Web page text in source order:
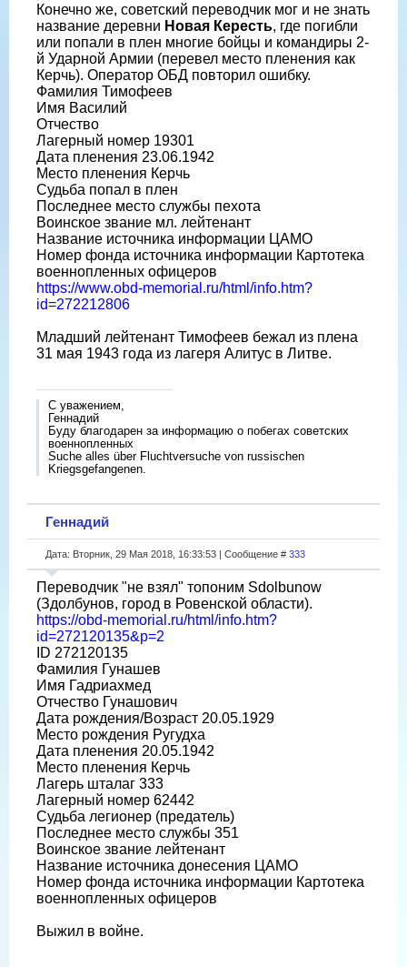
Конечно же, советский переводчик мог и не знать
название деревни Новая Кересть, где погибли
или попали в плен многие бойцы и командиры 2-
й Ударной Армии (перевел место пленения как
Керчь). Оператор ОБД повторил ошибку.
Фамилия Тимофеев
Имя Василий
Отчество
Лагерный номер 19301
Дата пленения 23.06.1942
Место пленения Керчь
Судьба попал в плен
Последнее место службы пехота
Воинское звание мл. лейтенант
Название источника информации ЦАМО
Номер фонда источника информации Картотека
военнопленных офицеров
https://www.obd-memorial.ru/html/info.htm?
id=272212806
Младший лейтенант Тимофеев бежал из плена
31 мая 1943 года из лагеря Алитус в Литве.
С уважением,
Геннадий
Буду благодарен за информацию о побегах советских
военнопленных
Suche alles über Fluchtversuche von russischen
Kriegsgefangenen.
Геннадий
Дата: Вторник, 29 Мая 2018, 16:33:53 | Сообщение # 333
Переводчик "не взял" топоним Sdolbunow
(Здолбунов, город в Ровенской области).
https://obd-memorial.ru/html/info.htm?
id=272120135&p=2
ID 272120135
Фамилия Гунашев
Имя Гадриахмед
Отчество Гунашович
Дата рождения/Возраст 20.05.1929
Место рождения Ругудха
Дата пленения 20.05.1942
Место пленения Керчь
Лагерь шталаг 333
Лагерный номер 62442
Судьба легионер (предатель)
Последнее место службы 351
Воинское звание лейтенант
Название источника донесения ЦАМО
Номер фонда источника информации Картотека
военнопленных офицеров
Выжил в войне.